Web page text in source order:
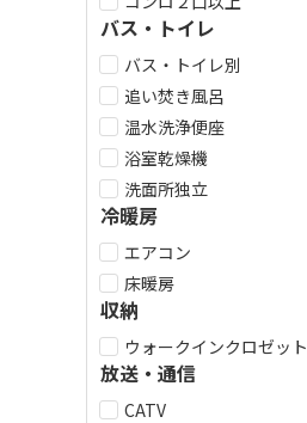
バス・トイレ
バス・トイレ別
追い焚き風呂
温水洗浄便座
浴室乾燥機
洗面所独立
冷暖房
エアコン
床暖房
収納
ウォークインクロゼット
放送・通信
CATV